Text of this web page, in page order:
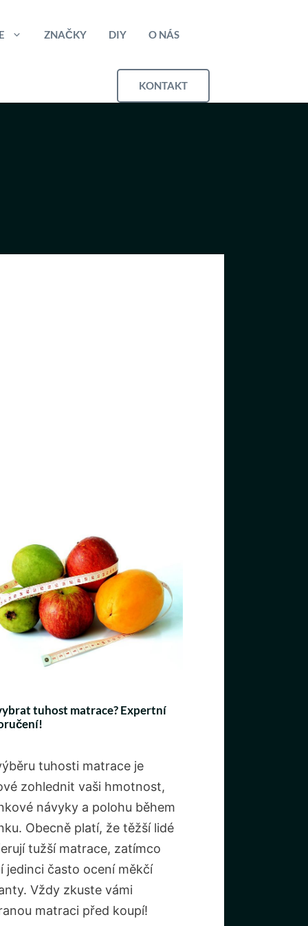
ZNAČKY DIY O NÁS
KONTAKT
tuhost matrace? Expertní
tuhosti matrace je
zohlednit vaši hmotnost,
návyky a polohu během
Obecně platí, že těžší lidé
tužší matrace, zatímco
jedinci často ocení měkčí
Vždy zkuste vámi
matraci před koupí!